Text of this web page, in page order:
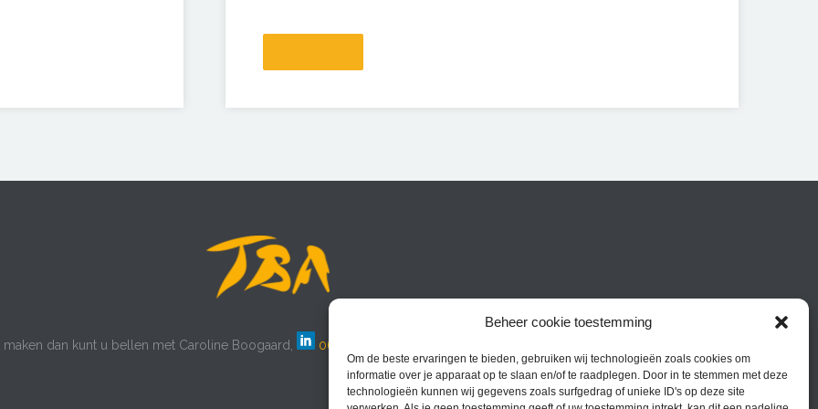
Beheer cookie toestemming
Om de beste ervaringen te bieden, gebruiken wij technologieën zoals cookies om
informatie over je apparaat op te slaan en/of te raadplegen. Door in te stemmen met deze
technologieën kunnen wij gegevens zoals surfgedrag of unieke ID's op deze site
dan kunt u bellen met Caroline Boogaard, 06 – 22 20 69 22